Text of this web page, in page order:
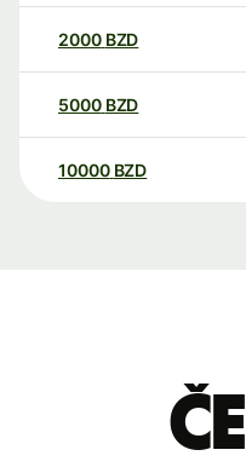
2000 BZD
5000 BZD
10000 BZD